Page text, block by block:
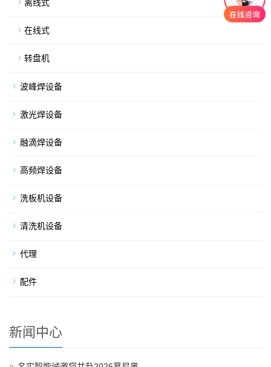
离线式
在线式
转盘机
波峰焊设备
激光焊设备
融滴焊设备
高频焊设备
洗板机设备
清洗机设备
代理
配件
新闻中心